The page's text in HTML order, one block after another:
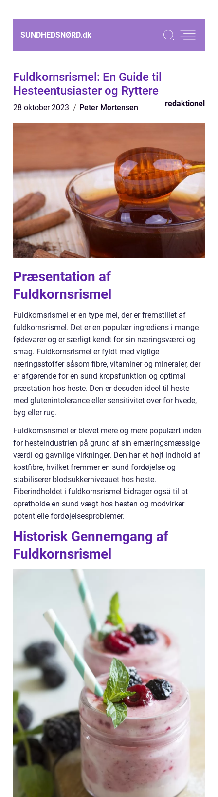
SUNDHEDSNØRD.dk
Fuldkornsrismel: En Guide til
Hesteentusiaster og Ryttere
28 oktober 2023 Peter Mortensen redaktionel
Præsentation af
Fuldkornsrismel
Fuldkornsrismel er en type mel, der er fremstillet af
fuldkornsrismel. Det er en populær ingrediens i mange
fødevarer og er særligt kendt for sin næringsværdi og
smag. Fuldkornsrismel er fyldt med vigtige
næringsstoffer såsom fibre, vitaminer og mineraler, der
er afgørende for en sund kropsfunktion og optimal
præstation hos heste. Den er desuden ideel til heste
med glutenintolerance eller sensitivitet over for hvede,
byg eller rug.
Fuldkornsrismel er blevet mere og mere populært inden
for hesteindustrien på grund af sin ernæringsmæssige
værdi og gavnlige virkninger. Den har et højt indhold af
kostfibre, hvilket fremmer en sund fordøjelse og
stabiliserer blodsukkerniveauet hos heste.
Fiberindholdet i fuldkornsrismel bidrager også til at
opretholde en sund vægt hos hesten og modvirker
potentielle fordøjelsesproblemer.
Historisk Gennemgang af
Fuldkornsrismel